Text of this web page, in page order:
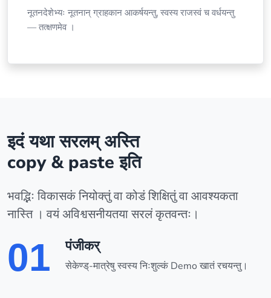
नूतनदेशेभ्यः नूतनान् ग्राहकान आकर्षयन्तु, स्वस्य राजस्वं च वर्धयन्तु
— तत्क्षणमेव ।
इदं यथा सरलम् अस्ति
copy & paste इति
भवद्भिः विकासकं नियोक्तुं वा कोडं शिक्षितुं वा आवश्यकता
नास्ति । वयं अविश्वसनीयतया सरलं कृतवन्तः।
01 पंजीकर्
सेकेण्ड्-मात्रेषु स्वस्य निःशुल्कं Demo खातं रचयन्तु।